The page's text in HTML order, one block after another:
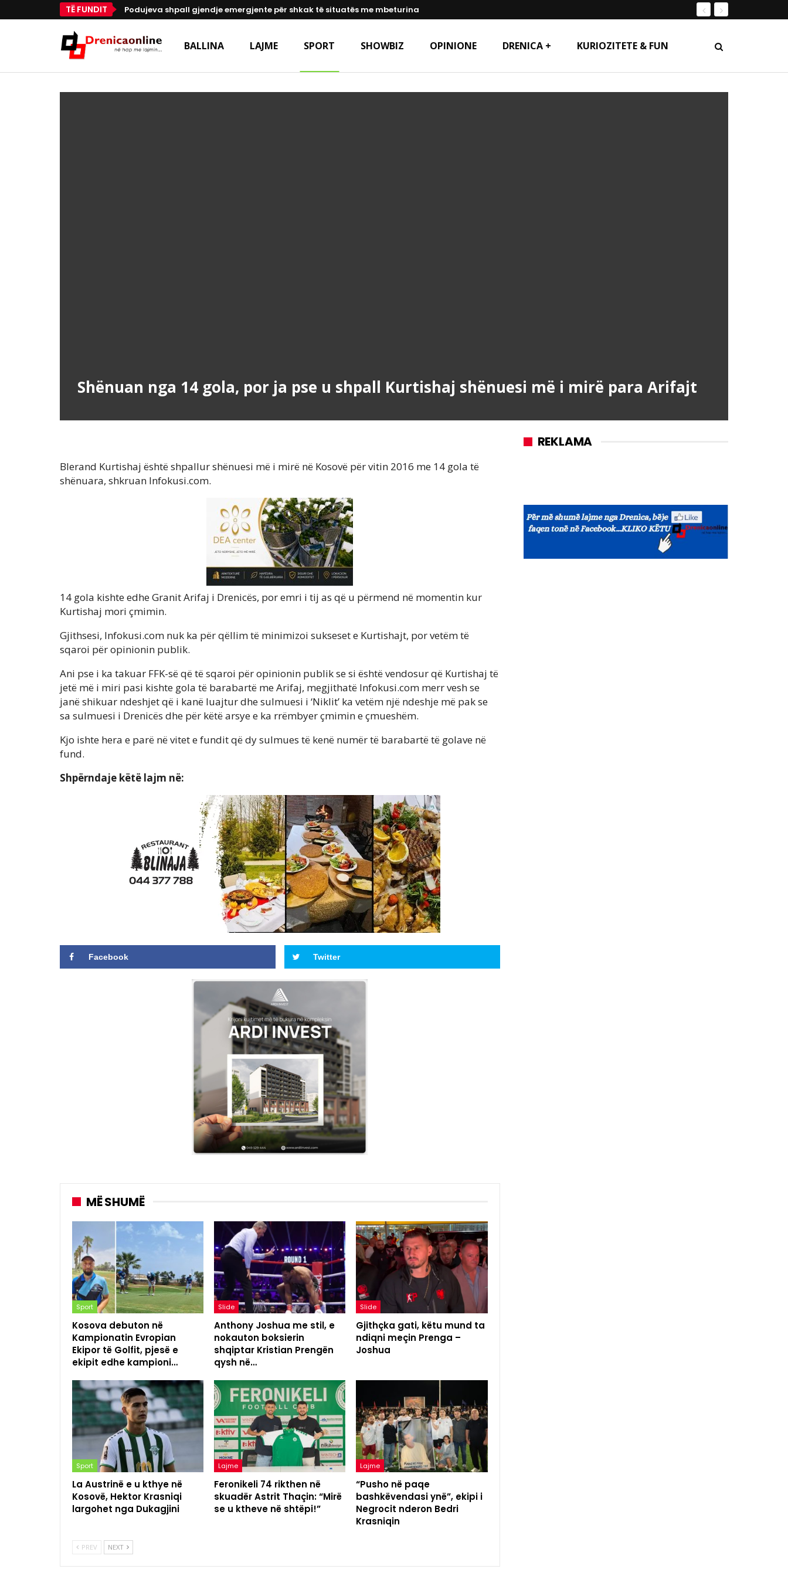
TË FUNDIT Podujeva shpall gjendje emergjente për shkak të situatës me mbeturina
BALLINA LAJME SPORT SHOWBIZ OPINIONE DRENICA + KURIOZITETE & FUN
Shënuan nga 14 gola, por ja pse u shpall Kurtishaj shënuesi më i mirë para Arifajt
Blerand Kurtishaj është shpallur shënuesi më i mirë në Kosovë për vitin 2016 me 14 gola të
shënuara, shkruan Infokusi.com.
14 gola kishte edhe Granit Arifaj i Drenicës, por emri i tij as që u përmend në momentin kur
Kurtishaj mori çmimin.
Gjithsesi, Infokusi.com nuk ka për qëllim të minimizoi sukseset e Kurtishajt, por vetëm të
sqaroi për opinionin publik.
Ani pse i ka takuar FFK-së që të sqaroi për opinionin publik se si është vendosur që Kurtishaj të
jetë më i miri pasi kishte gola të barabartë me Arifaj, megjithatë Infokusi.com merr vesh se
janë shikuar ndeshjet që i kanë luajtur dhe sulmuesi i ‘Niklit’ ka vetëm një ndeshje më pak se
sa sulmuesi i Drenicës dhe për këtë arsye e ka rrëmbyer çmimin e çmueshëm.
Kjo ishte hera e parë në vitet e fundit që dy sulmues të kenë numër të barabartë të golave në
fund.
Shpërndaje këtë lajm në:
Facebook Twitter
MË SHUMË
Sport
Kosova debuton në
Kampionatin Evropian
Ekipor të Golfit, pjesë e
ekipit edhe kampioni…
Slide
Anthony Joshua me stil, e
nokauton boksierin
shqiptar Kristian Prengën
qysh në…
Slide
Gjithçka gati, këtu mund ta
ndiqni meçin Prenga –
Joshua
Sport
La Austrinë e u kthye në
Kosovë, Hektor Krasniqi
largohet nga Dukagjini
Lajme
Feronikeli 74 rikthen në
skuadër Astrit Thaçin: “Mirë
se u ktheve në shtëpi!”
Lajme
“Pusho në paqe
bashkëvendasi ynë”, ekipi i
Negrocit nderon Bedri
Krasniqin
PREV NEXT
REKLAMA